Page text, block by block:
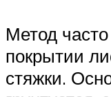
Метод
покрытии
стяжки.